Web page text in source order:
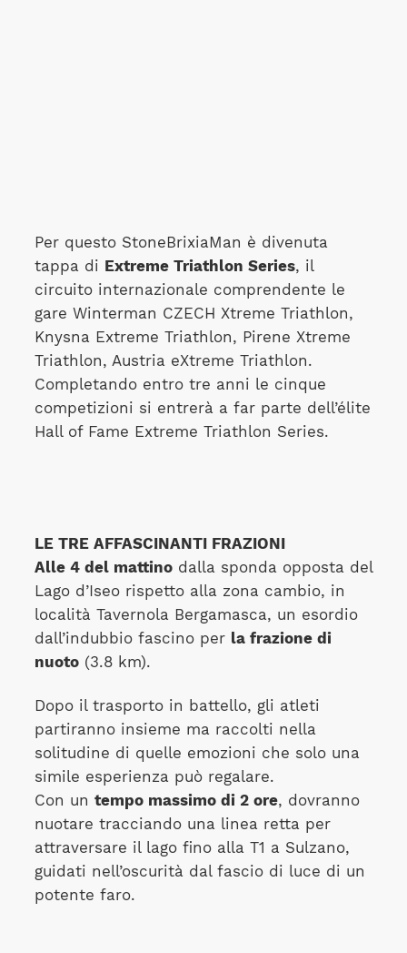
Per questo StoneBrixiaMan è divenuta
tappa di Extreme Triathlon Series, il
circuito internazionale comprendente le
gare Winterman CZECH Xtreme Triathlon,
Knysna Extreme Triathlon, Pirene Xtreme
Triathlon, Austria eXtreme Triathlon.
Completando entro tre anni le cinque
competizioni si entrerà a far parte dell’élite
Hall of Fame Extreme Triathlon Series.
LE TRE AFFASCINANTI FRAZIONI
Alle 4 del mattinodalla sponda opposta del
Lago d’Iseo rispetto alla zona cambio, in
località Tavernola Bergamasca, un esordio
dall’indubbio fascino per la frazione di
nuoto(3.8 km).
Dopo il trasporto in battello, gli atleti
partiranno insieme ma raccolti nella
solitudine di quelle emozioni che solo una
simile esperienza può regalare.
Con un tempo massimo di 2 ore, dovranno
nuotare tracciando una linea retta per
attraversare il lago fino alla T1 a Sulzano,
guidati nell’oscurità dal fascio di luce di un
potente faro.